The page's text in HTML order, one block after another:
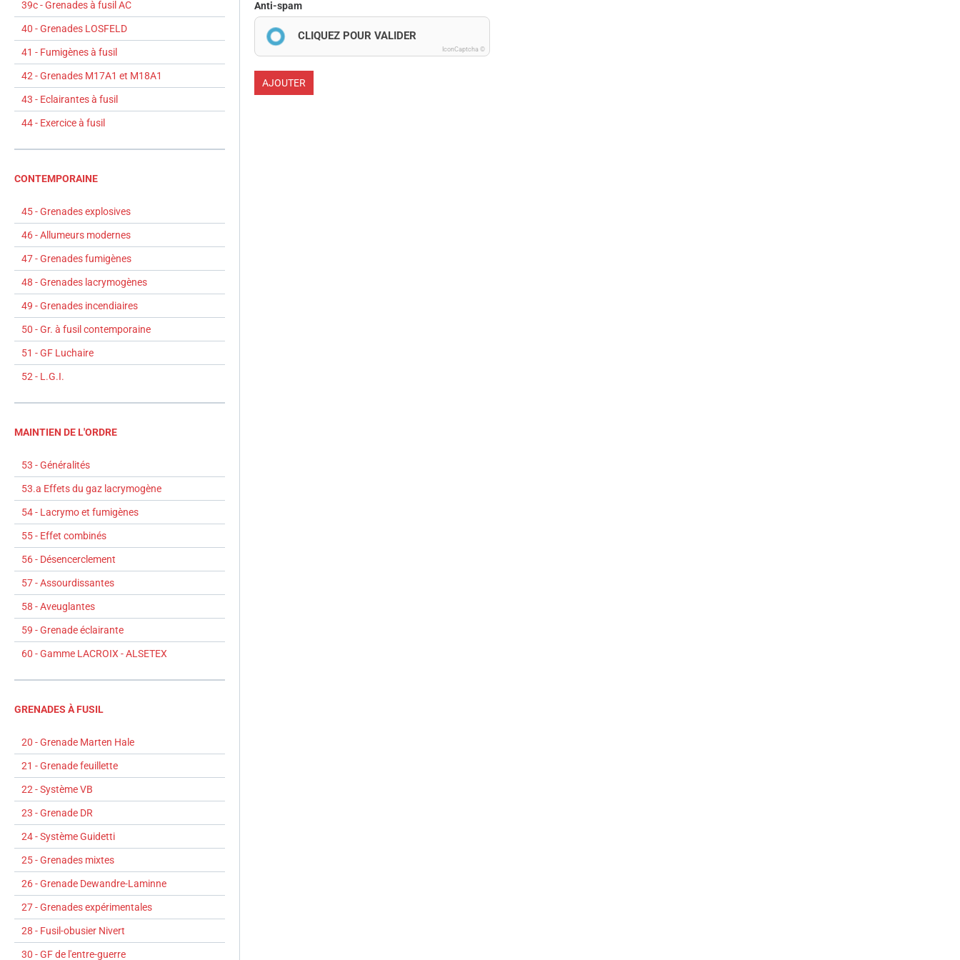
Anti-spam
CLIQUEZ POUR VALIDER
IconCaptcha ©
AJOUTER
39c - Grenades à fusil AC
40 - Grenades LOSFELD
41 - Fumigènes à fusil
42 - Grenades M17A1 et M18A1
43 - Eclairantes à fusil
44 - Exercice à fusil
CONTEMPORAINE
45 - Grenades explosives
46 - Allumeurs modernes
47 - Grenades fumigènes
48 - Grenades lacrymogènes
49 - Grenades incendiaires
50 - Gr. à fusil contemporaine
51 - GF Luchaire
52 - L.G.I.
MAINTIEN DE L'ORDRE
53 - Généralités
53.a Effets du gaz lacrymogène
54 - Lacrymo et fumigènes
55 - Effet combinés
56 - Désencerclement
57 - Assourdissantes
58 - Aveuglantes
59 - Grenade éclairante
60 - Gamme LACROIX - ALSETEX
GRENADES À FUSIL
20 - Grenade Marten Hale
21 - Grenade feuillette
22 - Système VB
23 - Grenade DR
24 - Système Guidetti
25 - Grenades mixtes
26 - Grenade Dewandre-Laminne
27 - Grenades expérimentales
28 - Fusil-obusier Nivert
30 - GF de l'entre-guerre